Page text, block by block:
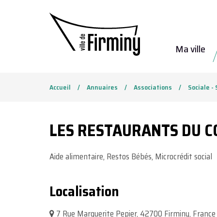
Ma ville
Accueil Annuaires Associations Sociale
LES RESTAURANTS DU
Aide alimentaire, Restos Bébés, Microcrédit social
Localisation
7 Rue Marguerite Pepier, 42700 Firminy, France